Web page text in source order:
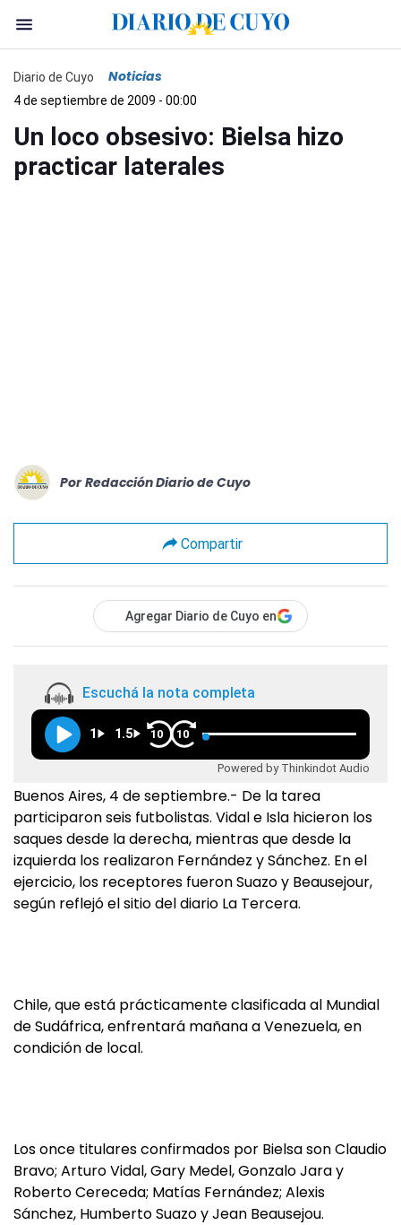
Diario de Cuyo Noticias
4 de septiembre de 2009 - 00:00
Un loco obsesivo: Bielsa hizo
practicar laterales
Por Redacción Diario de Cuyo
Compartir
Agregar Diario de Cuyo en
Escuchá la nota completa
1 1.5 10 10
Powered by Thinkindot Audio
Buenos Aires, 4 de septiembre.- De la tarea
participaron seis futbolistas. Vidal e Isla hicieron los
saques desde la derecha, mientras que desde la
izquierda los realizaron Fernández y Sánchez. En el
ejercicio, los receptores fueron Suazo y Beausejour,
según reflejó el sitio del diario La Tercera.
Chile, que está prácticamente clasificada al Mundial
de Sudáfrica, enfrentará mañana a Venezuela, en
condición de local.
Los once titulares confirmados por Bielsa son Claudio
Bravo; Arturo Vidal, Gary Medel, Gonzalo Jara y
Roberto Cereceda; Matías Fernández; Alexis
Sánchez, Humberto Suazo y Jean Beausejou.